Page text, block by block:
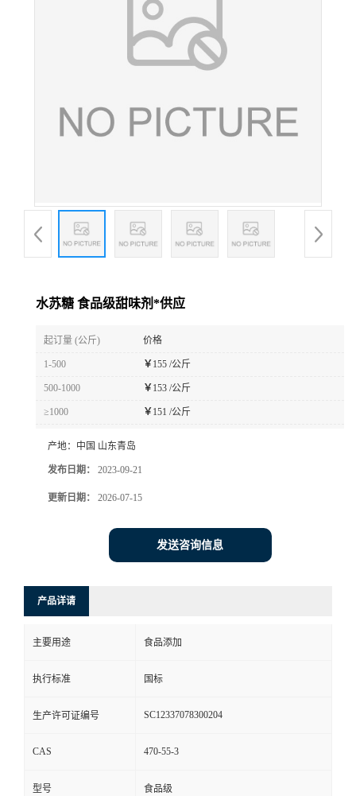
水苏糖 食品级甜味剂*供应
起订量 (公斤) 价格
1-500 ￥ 155 /公斤
500-1000 ￥ 153 /公斤
≥1000 ￥ 151 /公斤
产地： 中国 山东青岛
发布日期： 2023-09-21
更新日期： 2026-07-15
发送咨询信息
产品详请
主要用途 食品添加
执行标准 国标
生产许可证编号 SC12337078300204
CAS 470-55-3
型号 食品级